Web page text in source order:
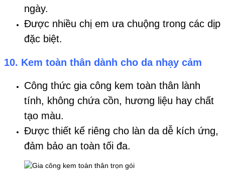
ngày.
Được nhiều chị em ưa chuộng trong các dịp
đặc biệt.
10. Kem toàn thân dành cho da nhạy cảm
Công thức gia công kem toàn thân lành
tính, không chứa cồn, hương liệu hay chất
tạo màu.
Được thiết kế riêng cho làn da dễ kích ứng,
đảm bảo an toàn tối đa.